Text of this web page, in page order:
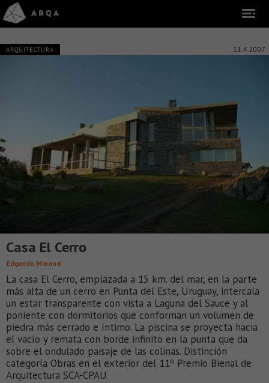
ARQUITECTURA 11.4.2007
Casa El Cerro
Edgardo Minond
La casa El Cerro, emplazada a 15 km. del mar, en la parte
más alta de un cerro en Punta del Este, Uruguay, intercala
un estar transparente con vista a Laguna del Sauce y al
poniente con dormitorios que conforman un volumen de
piedra más cerrado e íntimo. La piscina se proyecta hacia
el vacío y remata con borde infinito en la punta que da
sobre el ondulado paisaje de las colinas. Distinción
categoría Obras en el exterior del 11º Premio Bienal de
Arquitectura SCA-CPAU.